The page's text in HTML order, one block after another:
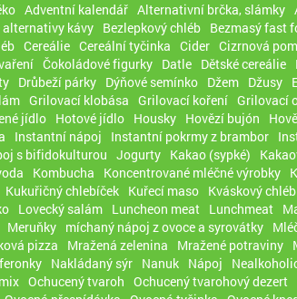
Adventní kalendář Alternativní brčka, slámky
alternativy kávy Bezlepkový chléb Bezmasý fast
Cereálie Cereální tyčinka Cider Cizrnová
Čokoládové figurky Datle Dětské cereálie
Drůbeží párky Dýňové semínko Džem Džusy
Grilovací klobása Grilovací koření Grilovací
jídlo Hotové jídlo Housky Hovězí bujón
Instantní nápoj Instantní pokrmy z brambor
s bifidokulturou Jogurty Kakao (sypké)
Kombucha Koncentrované mléčné výrobky
Kukuřičný chlebíček Kuřecí maso Kváskový chléb
Lovecký salám Luncheon meat Lunchmeat
Meruňky míchaný nápoj z ovoce a syrovátky
pizza
Mražená zelenina Mražené potraviny
Nakládaný sýr Nanuk Nápoj
Ochucený tvaroh Ochucený tvarohový dezert